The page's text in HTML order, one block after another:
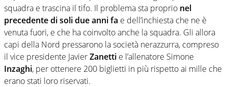
squadra e trascina il tifo. Il problema sta proprio nel
precedente di soli due anni fa e dell’inchiesta che ne è
venuta fuori, e che ha coinvolto anche la squadra. Gli allora
capi della Nord pressarono la società nerazzurra, compreso
il vice presidente JavierZanetti e l’allenatore Simone
Inzaghi, per ottenere 200 biglietti in più rispetto ai mille che
erano stati loro riservati.